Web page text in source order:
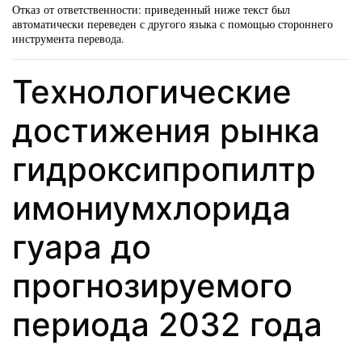
Отказ от ответственности: приведенный ниже текст был
автоматически переведен с другого языка с помощью стороннего
инструмента перевода.
Технологические
достижения рынка
гидроксипропилтр
имониумхлорида
гуара до
прогнозируемого
периода 2032 года